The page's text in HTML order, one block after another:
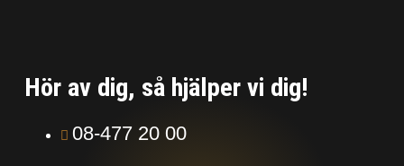
Hör av dig, så hjälper vi dig!
08-477 20 00